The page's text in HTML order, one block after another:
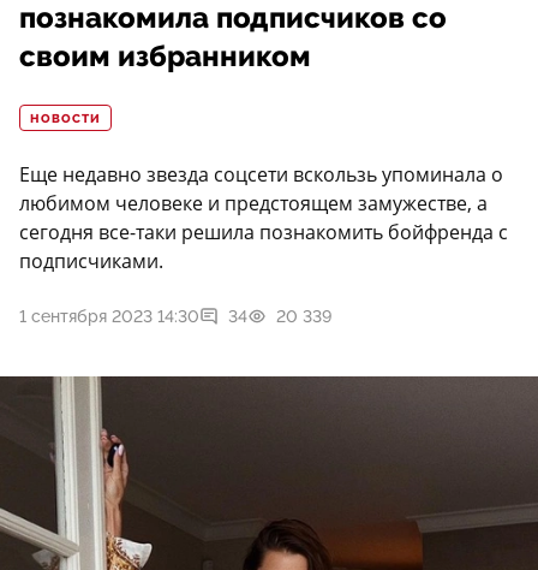
познакомила подписчиков со
своим избранником
НОВОСТИ
Еще недавно звезда соцсети вскользь упоминала о
любимом человеке и предстоящем замужестве, а
сегодня все-таки решила познакомить бойфренда с
подписчиками.
1 сентября 2023 14:30 34 20 339